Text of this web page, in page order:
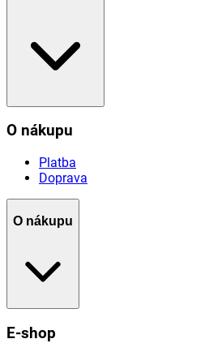
O nákupu
Platba
Doprava
O nákupu
E-shop